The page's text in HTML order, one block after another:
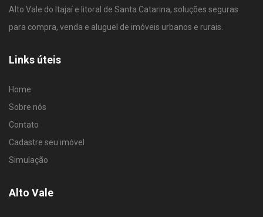
Alto Vale do Itajaí e litoral de Santa Catarina, soluções seguras
para compra, venda e aluguel de imóveis urbanos e rurais.
Links úteis
Home
Sobre nós
Contato
Cadastre seu imóvel
Simulação
Alto Vale